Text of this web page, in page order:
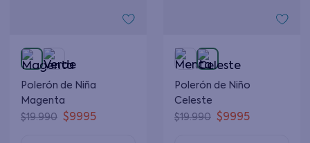
Polerón de Niña
Magenta
$19.990 $9995
Polerón de Niño
Celeste
$19.990 $9995